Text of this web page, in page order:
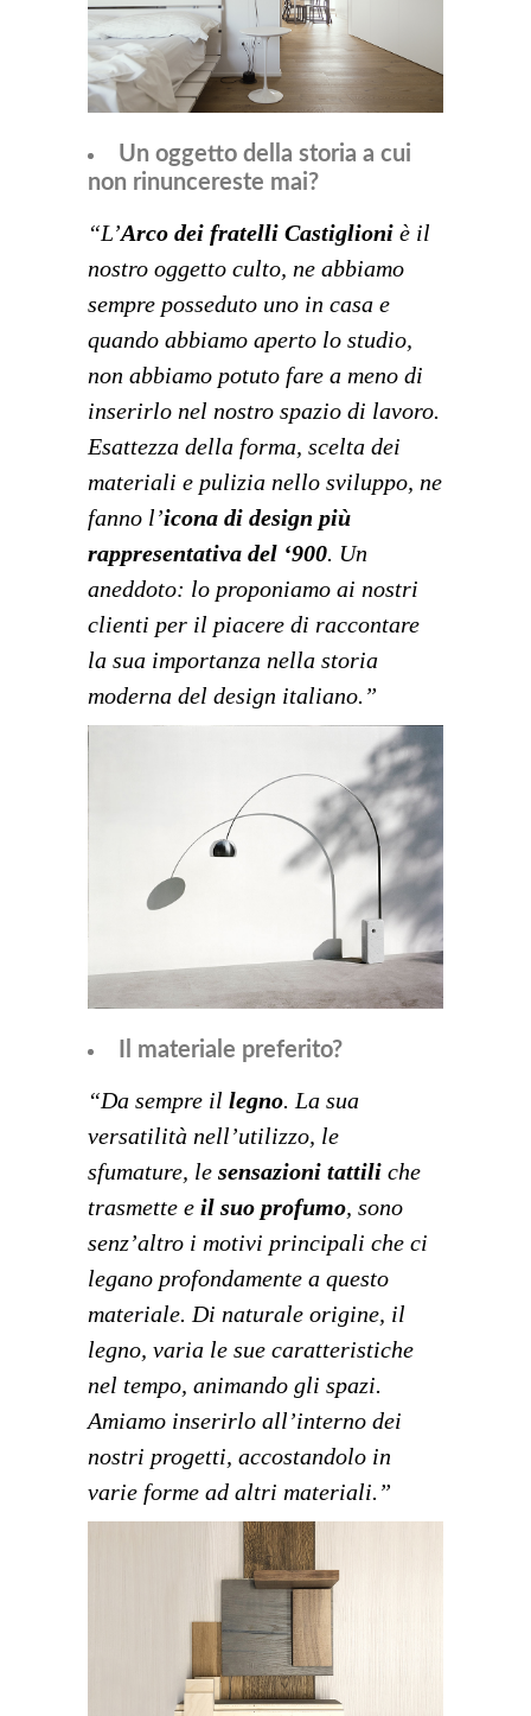
Un oggetto della storia a cui
non rinuncereste mai?
“L’Arco dei fratelli Castiglioni è il
nostro oggetto culto, ne abbiamo
sempre posseduto uno in casa e
quando abbiamo aperto lo studio,
non abbiamo potuto fare a meno di
inserirlo nel nostro spazio di lavoro.
Esattezza della forma, scelta dei
materiali e pulizia nello sviluppo, ne
fanno l’icona di design più
rappresentativa del ‘900. Un
aneddoto: lo proponiamo ai nostri
clienti per il piacere di raccontare
la sua importanza nella storia
moderna del design italiano.”
Il materiale preferito?
“Da sempre il legno. La sua
versatilità nell’utilizzo, le
sfumature, le sensazioni tattili che
trasmette e il suo profumo, sono
senz’altro i motivi principali che ci
legano profondamente a questo
materiale. Di naturale origine, il
legno, varia le sue caratteristiche
nel tempo, animando gli spazi.
Amiamo inserirlo all’interno dei
nostri progetti, accostandolo in
varie forme ad altri materiali.”